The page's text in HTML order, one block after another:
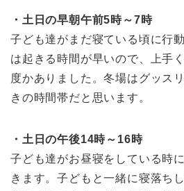
・土日の早朝午前5時～7時
子ども達がまだ寝ている頃に行
は起きる時間が早いので、上手
度かありました。冬場はグッス
きの時間帯だと思います。
・土日の午後14時～16時
子ども達がお昼寝をしている時
きます。子どもと一緒に寝落ち